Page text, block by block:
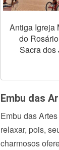
Antiga Igreja
do
Sacra dos
Embu das
Embu das
relaxar, pois,
charmosos